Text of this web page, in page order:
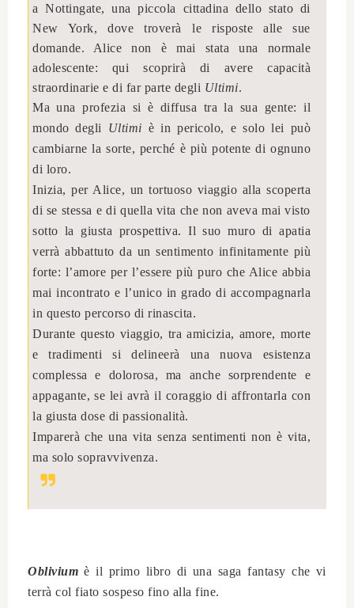
a Nottingate, una piccola cittadina dello stato di
New York, dove troverà le risposte alle sue
domande. Alice non è mai stata una normale
adolescente: qui scoprirà di avere capacità
straordinarie e di far parte degli Ultimi.
Ma una profezia si è diffusa tra la sua gente: il
mondo degli Ultimi è in pericolo, e solo lei può
cambiarne la sorte, perché è più potente di ognuno
di loro.
Inizia, per Alice, un tortuoso viaggio alla scoperta
di se stessa e di quella vita che non aveva mai visto
sotto la giusta prospettiva. Il suo muro di apatia
verrà abbattuto da un sentimento infinitamente più
forte: l’amore per l’essere più puro che Alice abbia
mai incontrato e l’unico in grado di accompagnarla
in questo percorso di rinascita.
Durante questo viaggio, tra amicizia, amore, morte
e tradimenti si delineerà una nuova esistenza
complessa e dolorosa, ma anche sorprendente e
appagante, se lei avrà il coraggio di affrontarla con
la giusta dose di passionalità.
Imparerà che una vita senza sentimenti non è vita,
ma solo sopravvivenza.
Oblivium è il primo libro di una saga fantasy che vi
terrà col fiato sospeso fino alla fine.